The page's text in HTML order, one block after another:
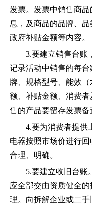
发票。发票中销售商品
息，及商品的品牌、
政府补贴金额等内容。
3.要建立销售台账
记录活动中销售的每台
牌、规格型号、能效
额、补贴金额 、消费
售的产品要留存发票备
4.要为消费者提供
电器按照市场价进行回
合理 、明确。
5.要建立收旧台账
应全部交由资质健全
理。向拆解企业或二